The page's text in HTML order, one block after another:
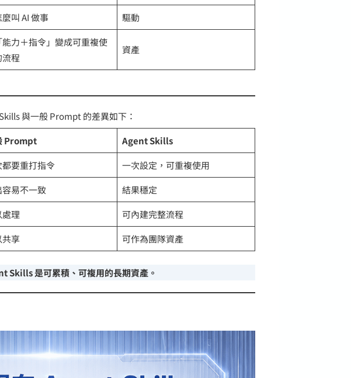
叫 AI 做事 驅動
力＋指令」變成可重複使
流程
資產
與一般 Prompt 的差異如下：
Prompt
Agent Skills
要重打指令
一次設定，可重複使用
易不一致
結果穩定
理
可內建完整流程
享 可作為團隊資產
Skills 是可累積、可複用的長期資產。